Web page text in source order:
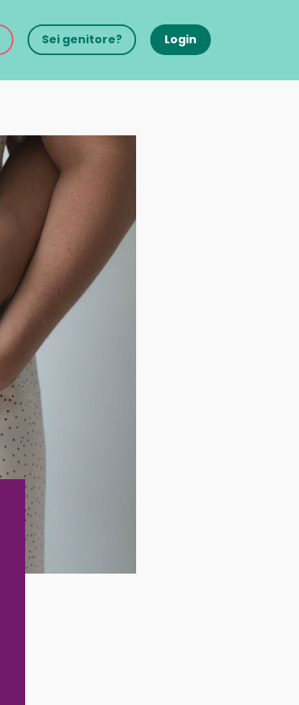
Sei genitore? Login